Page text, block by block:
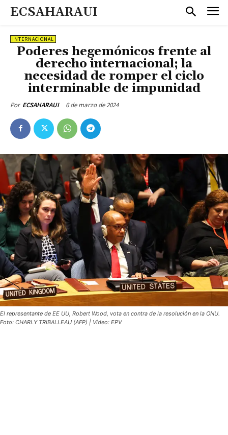
ECSAHARAUI
INTERNACIONAL
Poderes hegemónicos frente al
derecho internacional; la
necesidad de romper el ciclo
interminable de impunidad
Por ECSAHARAUI 6 de marzo de 2024
El representante de EE UU, Robert Wood, vota en contra de la resolución en la ONU.
Foto: CHARLY TRIBALLEAU (AFP) | Vídeo: EPV